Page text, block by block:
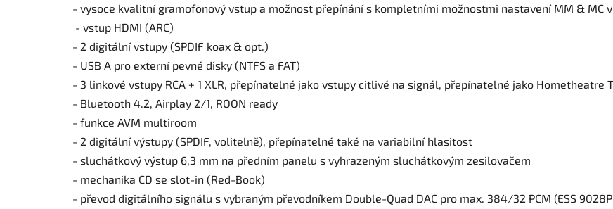
- vysoce kvalitní gramofonový vstup a možnost přepínání s kompletními možnostmi nastavení MM & MC
- vstup HDMI (ARC)
- 2 digitální vstupy (SPDIF koax & opt.)
- USB A pro externí pevné disky (NTFS a FAT)
- 3 linkové vstupy RCA + 1 XLR, přepínatelné jako vstupy citlivé na signál, přepínatelné jako Hometheatre
- Bluetooth 4.2, Airplay 2/1, ROON ready
- funkce AVM multiroom
- 2 digitální výstupy (SPDIF, volitelně), přepínatelné také na variabilní hlasitost
- sluchátkový výstup 6,3 mm na předním panelu s vyhrazeným sluchátkovým zesilovačem
- mechanika CD se slot-in (Red-Book)
- převod digitálního signálu s vybraným převodníkem Double-Quad DAC pro max. 384/32 PCM (ESS